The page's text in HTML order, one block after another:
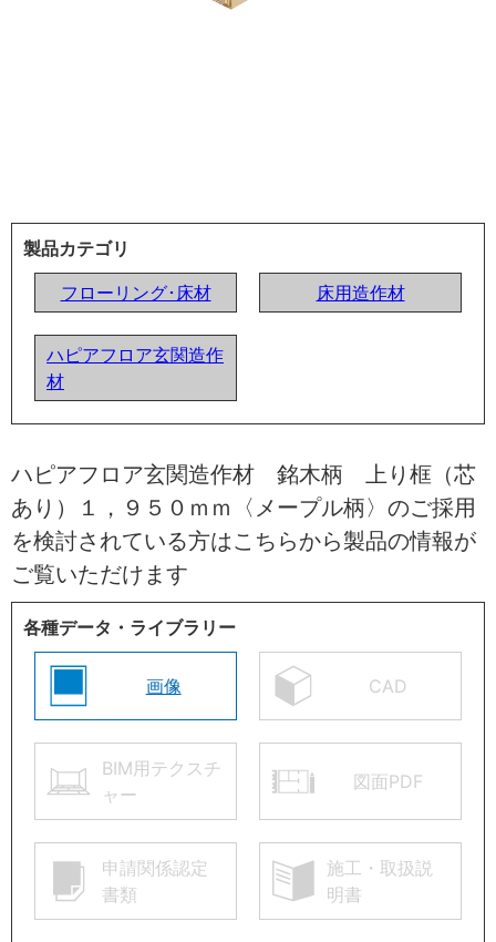
製品カテゴリ
フローリング･床材
床用造作材
ハピアフロア玄関造作
材
ハピアフロア玄関造作材 銘木柄 上り框（芯
あり）１，９５０ｍｍ〈メープル柄〉のご採用
を検討されている方はこちらから製品の情報が
ご覧いただけます
各種データ・ライブラリー
画像 CAD
BIM用テクスチ
ャー
図面PDF
申請関係認定
書類
施工・取扱説
明書